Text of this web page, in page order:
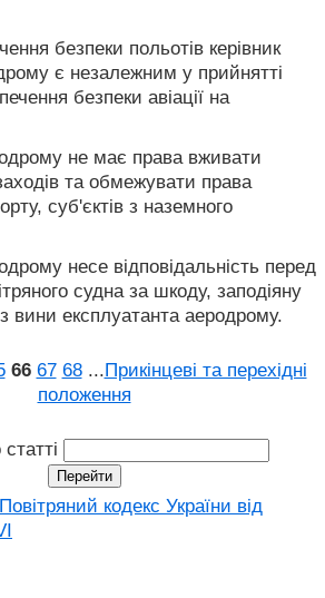
безпеки польотів керівник
є незалежним у прийнятті
безпеки авіації на
не має права вживати
та обмежувати права
суб'єктів з наземного
несе відповідальність перед
судна за шкоду, заподіяну
вини експлуатанта аеродрому.
66 67 68 ...Прикінцеві та перехідні
положення
кодекс України від